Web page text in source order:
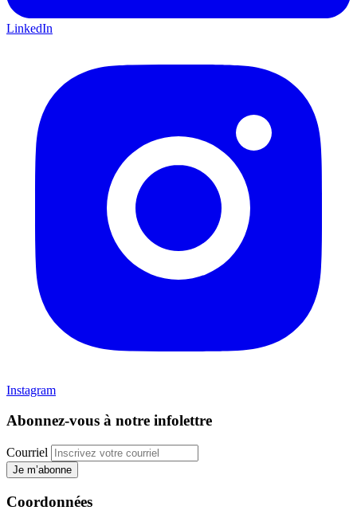
LinkedIn
Instagram
Abonnez-vous à notre infolettre
Courriel
Je m’abonne
Coordonnées